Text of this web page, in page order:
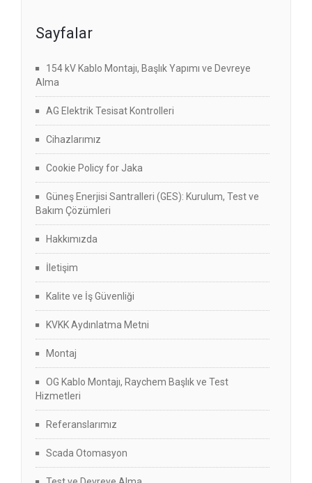
Sayfalar
154 kV Kablo Montajı, Başlık Yapımı ve Devreye
Alma
AG Elektrik Tesisat Kontrolleri
Cihazlarımız
Cookie Policy for Jaka
Güneş Enerjisi Santralleri (GES): Kurulum, Test ve
Bakım Çözümleri
Hakkımızda
İletişim
Kalite ve İş Güvenliği
KVKK Aydınlatma Metni
Montaj
OG Kablo Montajı, Raychem Başlık ve Test
Hizmetleri
Referanslarımız
Scada Otomasyon